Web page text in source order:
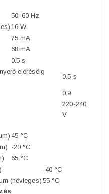
50–60 Hz
16 W
75 mA
68 mA
0.5 s
eléréséig
0.5 s
0.9
220-240
V
45 °C
-20 °C
65 °C
-40 °C
(névleges) 55 °C